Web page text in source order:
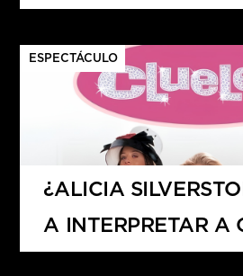
ESPECTÁCULO
¿ALICIA
A INTERPRETAR A